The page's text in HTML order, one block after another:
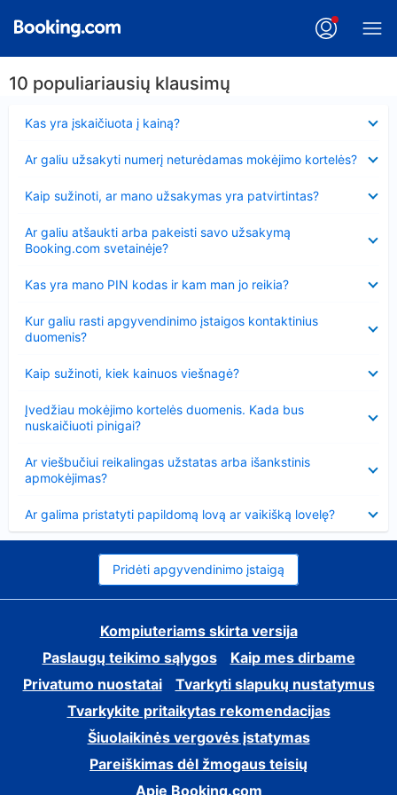
10 populiariausių klausimų
Kas yra įskaičiuota į kainą?
Ar galiu užsakyti numerį neturėdamas mokėjimo kortelės?
Kaip sužinoti, ar mano užsakymas yra patvirtintas?
Ar galiu atšaukti arba pakeisti savo užsakymą
Booking.com svetainėje?
Kas yra mano PIN kodas ir kam man jo reikia?
Kur galiu rasti apgyvendinimo įstaigos kontaktinius
duomenis?
Kaip sužinoti, kiek kainuos viešnagė?
Įvedžiau mokėjimo kortelės duomenis. Kada bus
nuskaičiuoti pinigai?
Ar viešbučiui reikalingas užstatas arba išankstinis
apmokėjimas?
Ar galima pristatyti papildomą lovą ar vaikišką lovelę?
Pridėti apgyvendinimo įstaigą
Kompiuteriams skirta versija
Paslaugų teikimo sąlygos
Kaip mes dirbame
Privatumo nuostatai
Tvarkyti slapukų nustatymus
Tvarkykite pritaikytas rekomendacijas
Šiuolaikinės vergovės įstatymas
Pareiškimas dėl žmogaus teisių
Apie Booking.com